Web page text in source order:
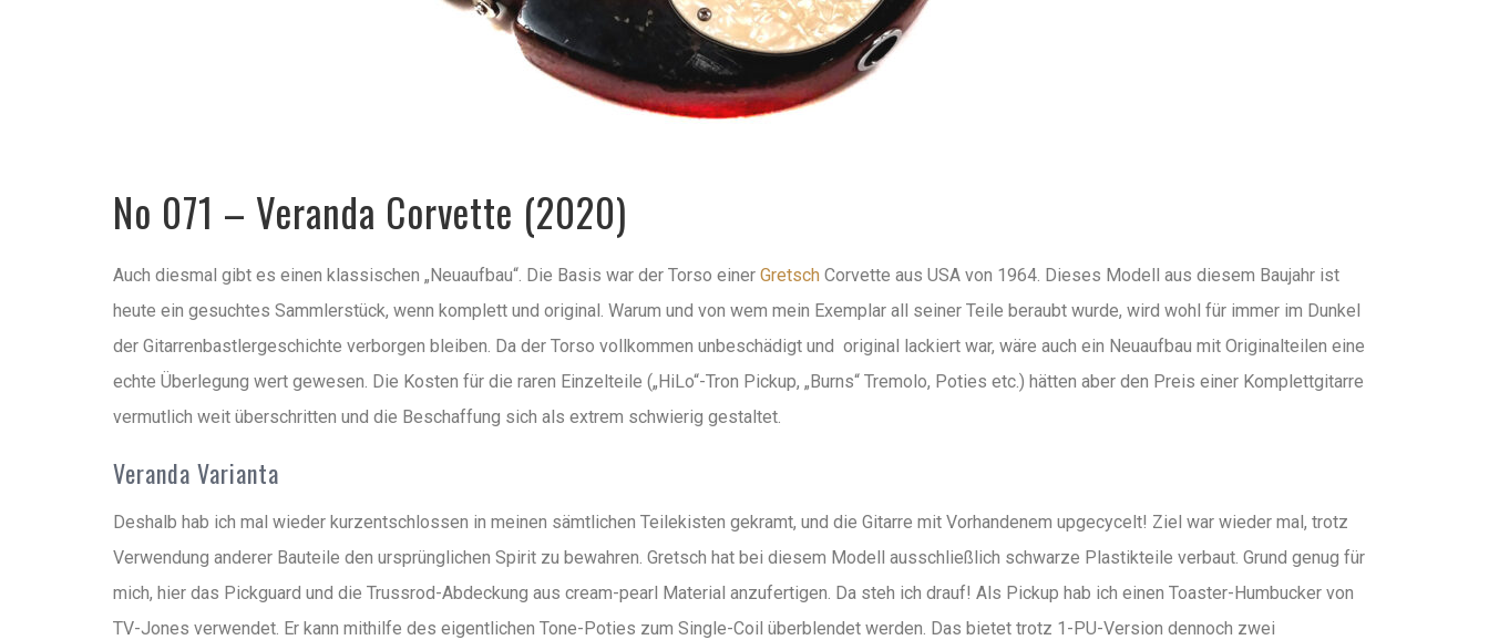
No 071 – Veranda Corvette (2020)
Auch diesmal gibt es einen klassischen „Neuaufbau“. Die Basis war der Torso einer Gretsch Corvette aus USA von 1964. Dieses Modell aus diesem Baujahr ist
heute ein gesuchtes Sammlerstück, wenn komplett und original. Warum und von wem mein Exemplar all seiner Teile beraubt wurde, wird wohl für immer im Dunkel
der Gitarrenbastlergeschichte verborgen bleiben. Da der Torso vollkommen unbeschädigt und original lackiert war, wäre auch ein Neuaufbau mit Originalteilen eine
echte Überlegung wert gewesen. Die Kosten für die raren Einzelteile („HiLo“-Tron Pickup, „Burns“ Tremolo, Poties etc.) hätten aber den Preis einer Komplettgitarre
vermutlich weit überschritten und die Beschaffung sich als extrem schwierig gestaltet.
Veranda Varianta
Deshalb hab ich mal wieder kurzentschlossen in meinen sämtlichen Teilekisten gekramt, und die Gitarre mit Vorhandenem upgecycelt! Ziel war wieder mal, trotz
Verwendung anderer Bauteile den ursprünglichen Spirit zu bewahren. Gretsch hat bei diesem Modell ausschließlich schwarze Plastikteile verbaut. Grund genug für
mich, hier das Pickguard und die Trussrod-Abdeckung aus cream-pearl Material anzufertigen. Da steh ich drauf! Als Pickup hab ich einen Toaster-Humbucker von
TV-Jones verwendet. Er kann mithilfe des eigentlichen Tone-Poties zum Single-Coil überblendet werden. Das bietet trotz 1-PU-Version dennoch zwei